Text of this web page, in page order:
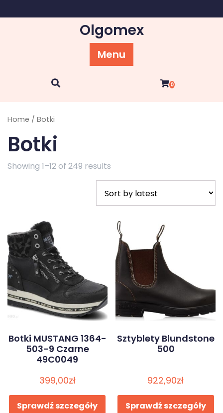
to
Olgomex
Menu
0
Home / Botki
Botki
Showing 1–12 of 249 results
Botki MUSTANG 1364-
503-9 Czarne
49C0049
399,00zł
Sprawdź szczegóły
Sztyblety Blundstone
500
922,90zł
Sprawdź szczegóły